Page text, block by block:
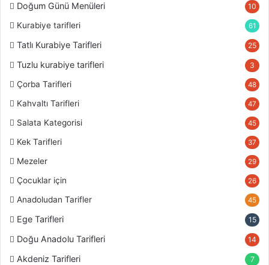
Doğum Günü Menüleri 10
Kurabiye tarifleri 61
Tatlı Kurabiye Tarifleri 25
Tuzlu kurabiye tarifleri 3
Çorba Tarifleri 48
Kahvaltı Tarifleri 47
Salata Kategorisi 45
Kek Tarifleri 37
Mezeler 29
Çocuklar için 26
Anadoludan Tarifler 45
Ege Tarifleri 15
Doğu Anadolu Tarifleri 14
Akdeniz Tarifleri 7